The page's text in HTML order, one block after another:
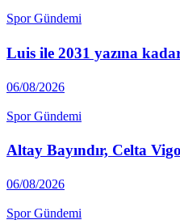
Spor Gündemi
Luis ile 2031 yazına
06/08/2026
Spor Gündemi
Altay Ba­yındır, Celta
06/08/2026
Spor Gündemi